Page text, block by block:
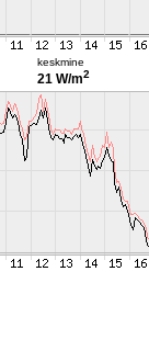
keskmine
21 W/m2